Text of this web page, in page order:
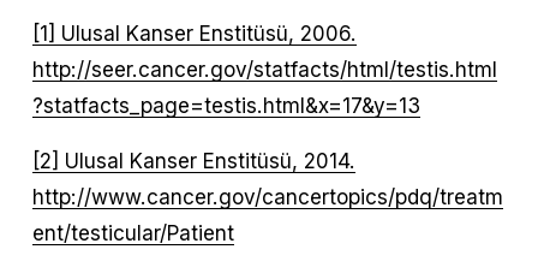
[1] Ulusal Kanser Enstitüsü, 2006.
http://seer.cancer.gov/statfacts/html/testis.html
?statfacts_page=testis.html&x=17&y=13
[2] Ulusal Kanser Enstitüsü, 2014.
http://www.cancer.gov/cancertopics/pdq/treatm
ent/testicular/Patient